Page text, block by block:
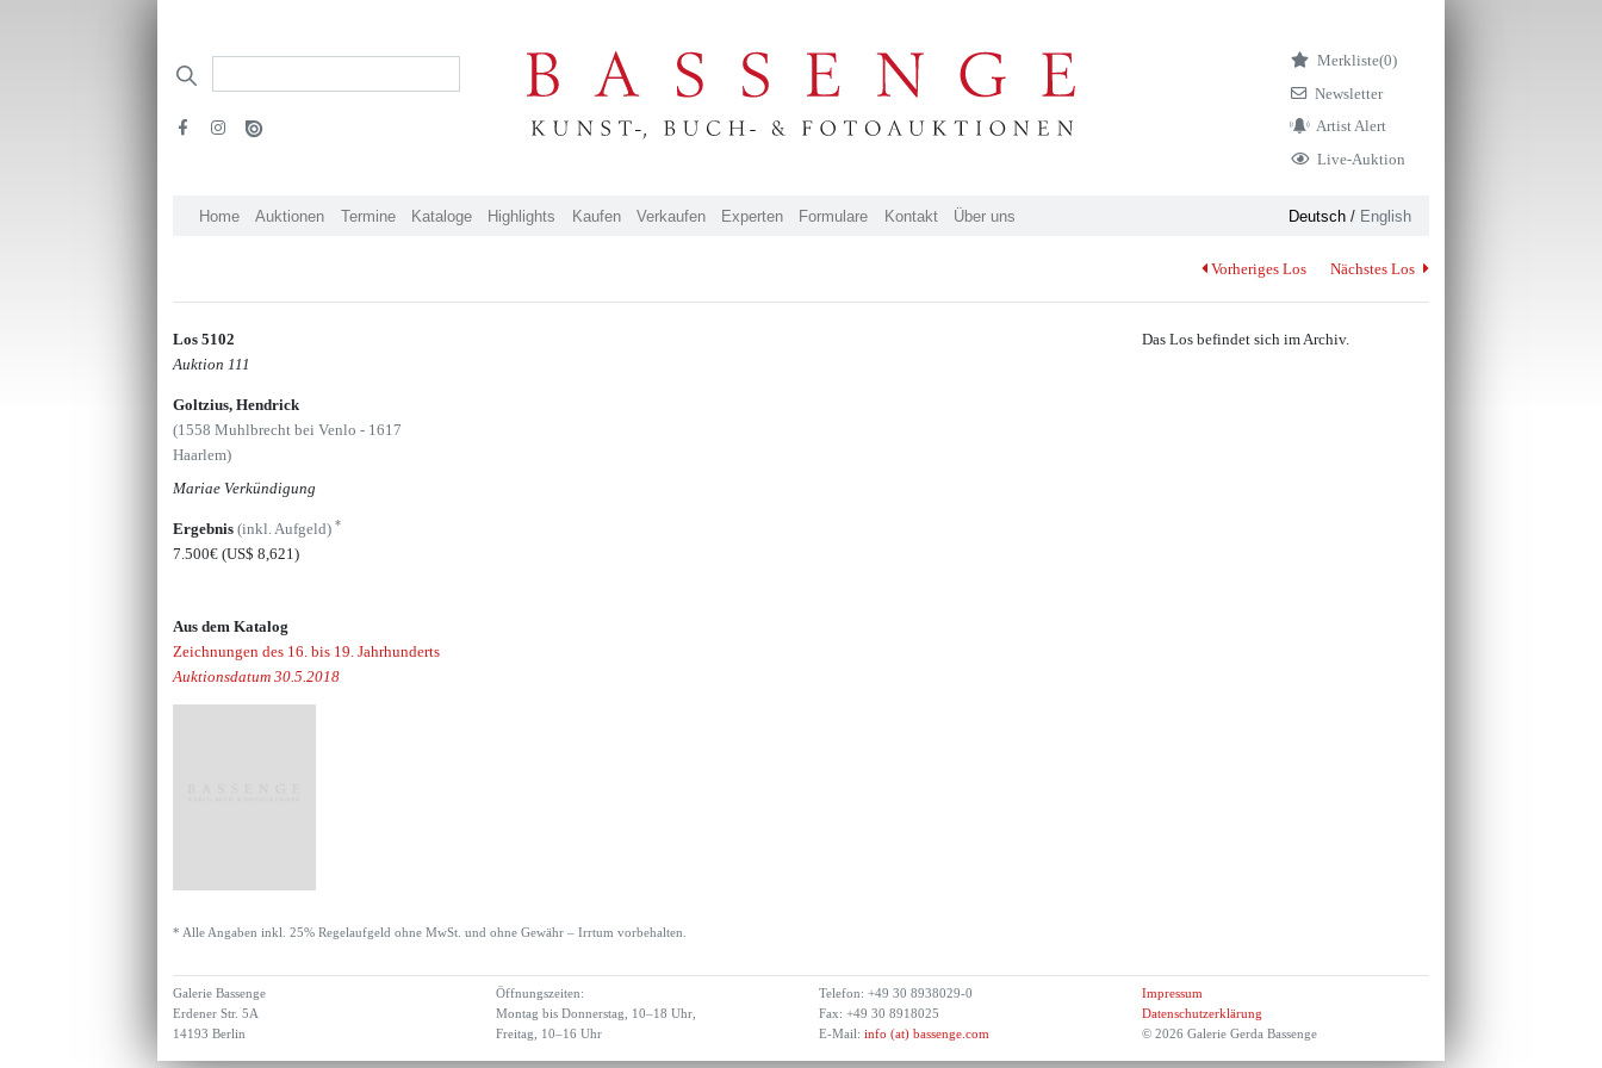
Merkliste(0)
Newsletter
Artist Alert
Live-Auktion
Home Auktionen Termine Kataloge Highlights Kaufen Verkaufen Experten Formulare Kontakt Über uns Deutsch/ English
Vorheriges Los Nächstes Los
Los 5102
Auktion 111
Goltzius, Hendrick
(1558 Muhlbrecht bei Venlo - 1617
Haarlem)
Mariae Verkündigung
Ergebnis(inkl. Aufgeld)*
7.500€(US$ 8,621)
Aus dem Katalog
Zeichnungen des 16. bis 19. Jahrhunderts
Auktionsdatum 30.5.2018
Das Los befindet sich im Archiv.
* Alle Angaben inkl. 25% Regelaufgeld ohne MwSt. und ohne Gewähr – Irrtum vorbehalten.
Galerie Bassenge
Erdener Str. 5A
14193 Berlin
Öffnungszeiten:
Montag bis Donnerstag, 10–18 Uhr,
Freitag, 10–16 Uhr
Telefon: +49 30 8938029-0
Fax: +49 30 8918025
E-Mail: info (at) bassenge.com
Impressum
Datenschutzerklärung
© 2026 Galerie Gerda Bassenge